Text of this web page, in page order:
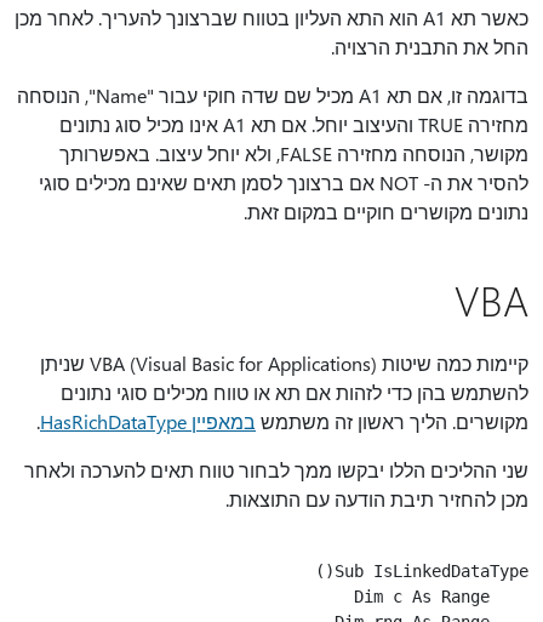
כאשר תא A1 הוא התא העליון בטווח שברצונך להעריך. לאחר מכן
החל את התבנית הרצויה.
בדוגמה זו, אם תא A1 מכיל שם שדה חוקי עבור "Name", הנוסחה
מחזירה TRUE והעיצוב יוחל. אם תא A1 אינו מכיל סוג נתונים
מקושר, הנוסחה מחזירה FALSE, ולא יוחל עיצוב. באפשרותך
להסיר את ה- NOT אם ברצונך לסמן תאים שאינם מכילים סוגי
נתונים מקושרים חוקיים במקום זאת.
VBA
קיימות כמה שיטות VBA (Visual Basic for Applications) שניתן
להשתמש בהן כדי לזהות אם תא או טווח מכילים סוגי נתונים
מקושרים. הליך ראשון זה משתמש במאפיין HasRichDataType
.
שני ההליכים הללו יבקשו ממך לבחור טווח תאים להערכה ולאחר
מכן להחזיר תיבת הודעה עם התוצאות.